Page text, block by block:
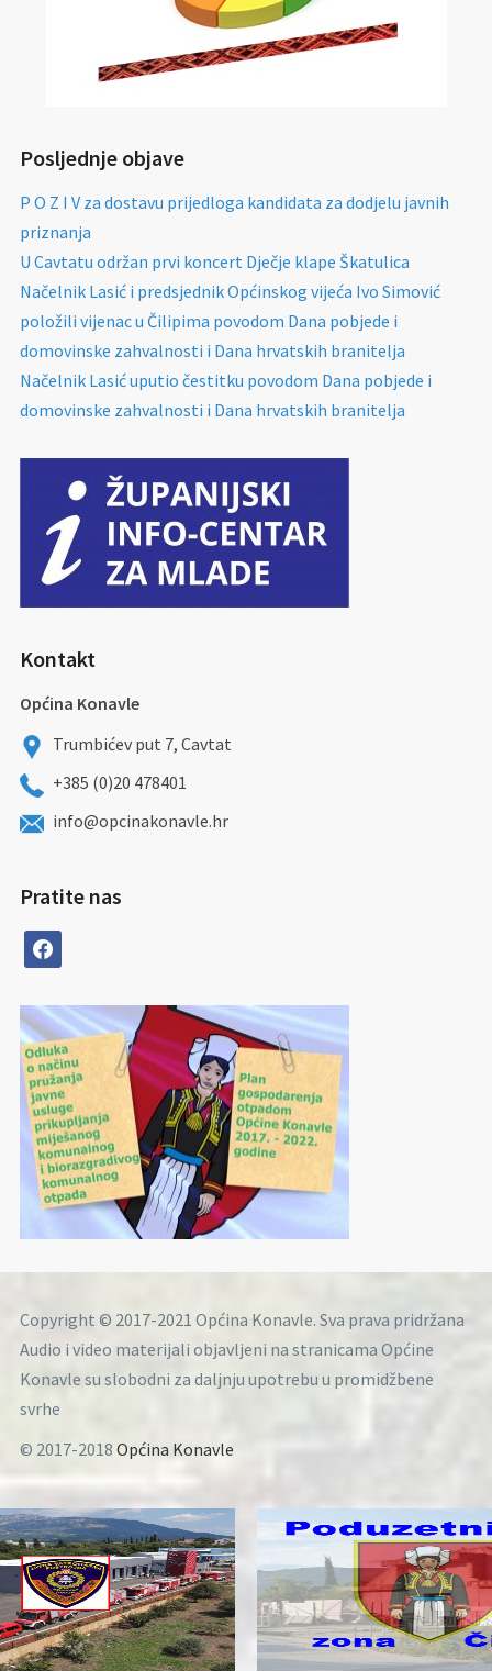
Posljednje objave
P O Z I V za dostavu prijedloga kandidata za dodjelu javnih
priznanja
U Cavtatu održan prvi koncert Dječje klape Škatulica
Načelnik Lasić i predsjednik Općinskog vijeća Ivo Simović
položili vijenac u Čilipima povodom Dana pobjede i
domovinske zahvalnosti i Dana hrvatskih branitelja
Načelnik Lasić uputio čestitku povodom Dana pobjede i
domovinske zahvalnosti i Dana hrvatskih branitelja
Kontakt
Općina Konavle
Trumbićev put 7, Cavtat
+385 (0)20 478401
info@opcinakonavle.hr
Pratite nas
facebook
Copyright © 2017-2021 Općina Konavle. Sva prava pridržana
Audio i video materijali objavljeni na stranicama Općine
Konavle su slobodni za daljnju upotrebu u promidžbene
svrhe
© 2017-2018 Općina Konavle